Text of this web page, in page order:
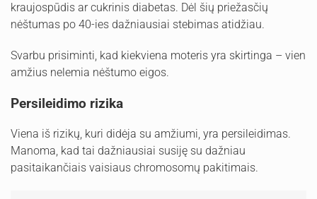
kraujospūdis ar cukrinis diabetas. Dėl šių priežasčių
nėštumas po 40-ies dažniausiai stebimas atidžiau.
Svarbu prisiminti, kad kiekviena moteris yra skirtinga – vien
amžius nelemia nėštumo eigos.
Persileidimo rizika
Viena iš rizikų, kuri didėja su amžiumi, yra persileidimas.
Manoma, kad tai dažniausiai susiję su dažniau
pasitaikančiais vaisiaus chromosomų pakitimais.